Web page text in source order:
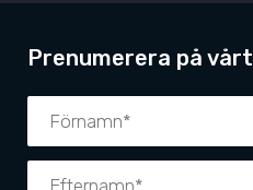
Prenumerera på